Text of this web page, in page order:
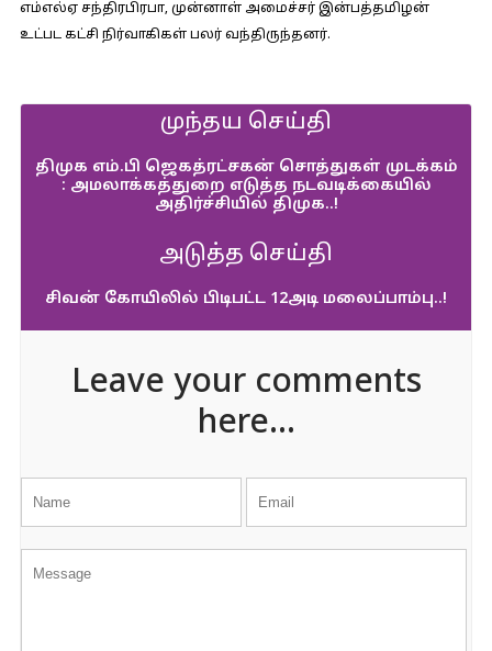
எம்எல்ஏ சந்திரபிரபா, முன்னாள் அமைச்சர் இன்பத்தமிழன்
உட்பட கட்சி நிர்வாகிகள் பலர் வந்திருந்தனர்.
முந்தய செய்தி
திமுக எம்.பி ஜெகத்ரட்சகன் சொத்துகள் முடக்கம்
: அமலாக்கத்துறை எடுத்த நடவடிக்கையில்
அதிர்ச்சியில் திமுக..!
அடுத்த செய்தி
சிவன் கோயிலில் பிடிபட்ட 12அடி மலைப்பாம்பு..!
Leave your comments
here...